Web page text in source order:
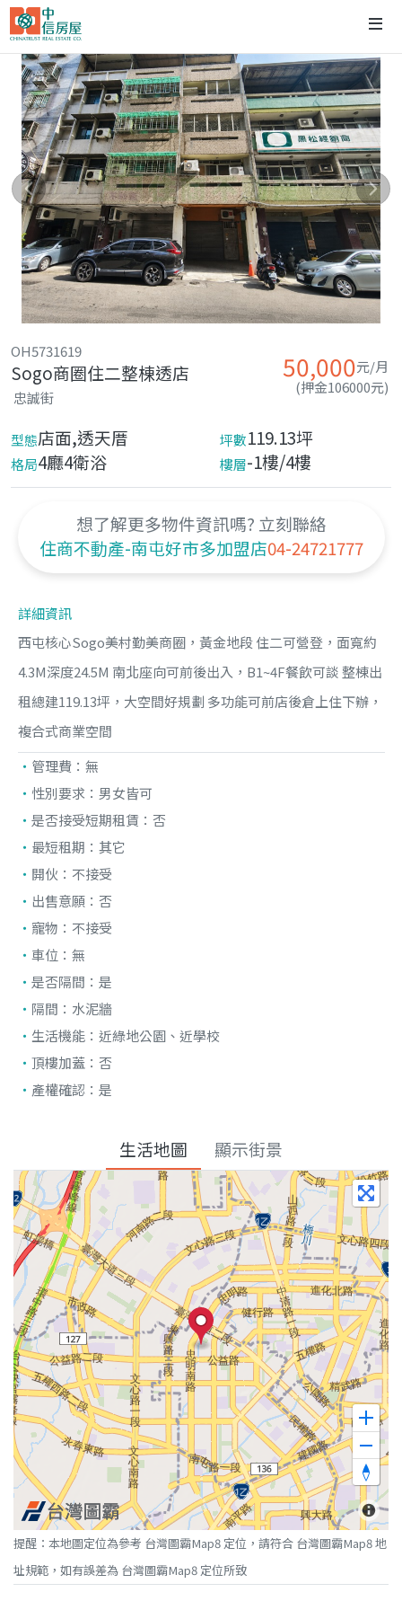
OH5731619
Sogo商圈住二整棟透店
忠誠街
50,000元/月
(押金106000元)
型態店面,透天厝 坪數119.13坪
格局4廳4衛浴 樓層-1樓/4樓
想了解更多物件資訊嗎? 立刻聯絡
住商不動產-南屯好市多加盟店04-24721777
詳細資訊
西屯核心Sogo美村勤美商圈，黃金地段 住二可營登，面寬約
4.3M深度24.5M 南北座向可前後出入，B1~4F餐飲可談 整棟出
租總建119.13坪，大空間好規劃 多功能可前店後倉上住下辦，
複合式商業空間
管理費： 無
性別要求： 男女皆可
是否接受短期租賃： 否
最短租期： 其它
開伙： 不接受
出售意願： 否
寵物： 不接受
車位： 無
是否隔間： 是
隔間： 水泥牆
生活機能： 近綠地公園、近學校
頂樓加蓋： 否
產權確認： 是
生活地圖 顯示街景
提醒：本地圖定位為參考 台灣圖霸Map8 定位，請符合 台灣圖霸Map8 地
址規範，如有誤差為 台灣圖霸Map8 定位所致